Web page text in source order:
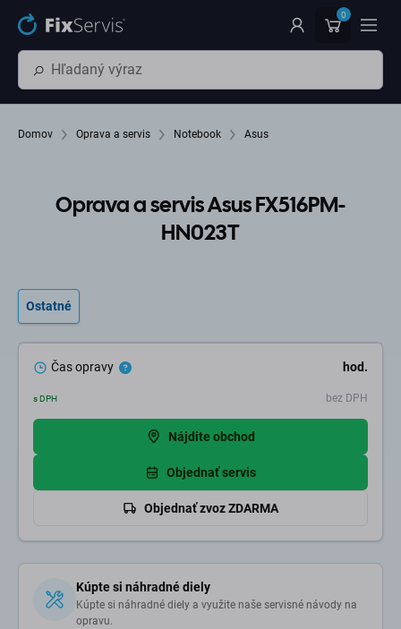
Preskočiť na hlavný obsah 0
Domov Oprava a servis Notebook Asus
Oprava a servis Asus FX516PM-
HN023T
Ostatné
Čas opravy hod.
s DPH bez DPH
Nájdite obchod
Objednať servis
Objednať zvoz ZDARMA
Kúpte si náhradné diely
Kúpte si náhradné diely a využite naše servisné návody na
opravu.